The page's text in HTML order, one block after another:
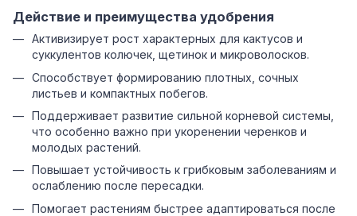
Действие и преимущества удобрения
Активизирует рост характерных для кактусов и
суккулентов колючек, щетинок и микроволосков.
Способствует формированию плотных, сочных
листьев и компактных побегов.
Поддерживает развитие сильной корневой системы,
что особенно важно при укоренении черенков и
молодых растений.
Повышает устойчивость к грибковым заболеваниям и
ослаблению после пересадки.
Помогает растениям быстрее адаптироваться после